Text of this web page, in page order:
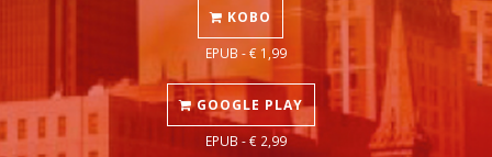
KOBO
EPUB - € 1,99
GOOGLE PLAY
EPUB - € 2,99